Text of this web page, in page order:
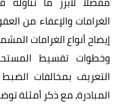
الغرامات والإعفاء من
إيضاح أنواع الغرامات
وخطوات تقسيط
التعريف بمخالفات
المبادرة، مع ذكر أمثلة